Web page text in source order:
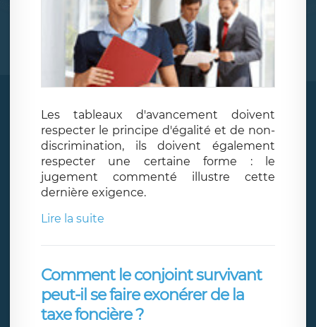
Les tableaux d'avancement doivent
respecter le principe d'égalité et de non-
discrimination, ils doivent également
respecter une certaine forme : le
jugement commenté illustre cette
dernière exigence.
Lire la suite
Comment le conjoint survivant
peut-il se faire exonérer de la
taxe foncière ?